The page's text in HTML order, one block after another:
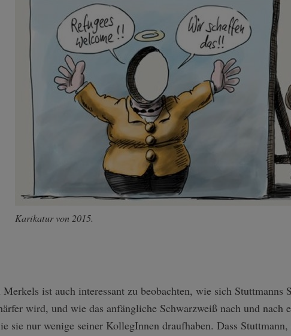
Karikatur von 2015.
ist auch interessant zu beobachten, wie sich Stuttmanns
wird, und wie das anfängliche Schwarzweiß nach und nach
sie nur wenige seiner KollegInnen draufhaben. Dass